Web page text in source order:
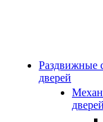
Раздвижные
дверей
дверей